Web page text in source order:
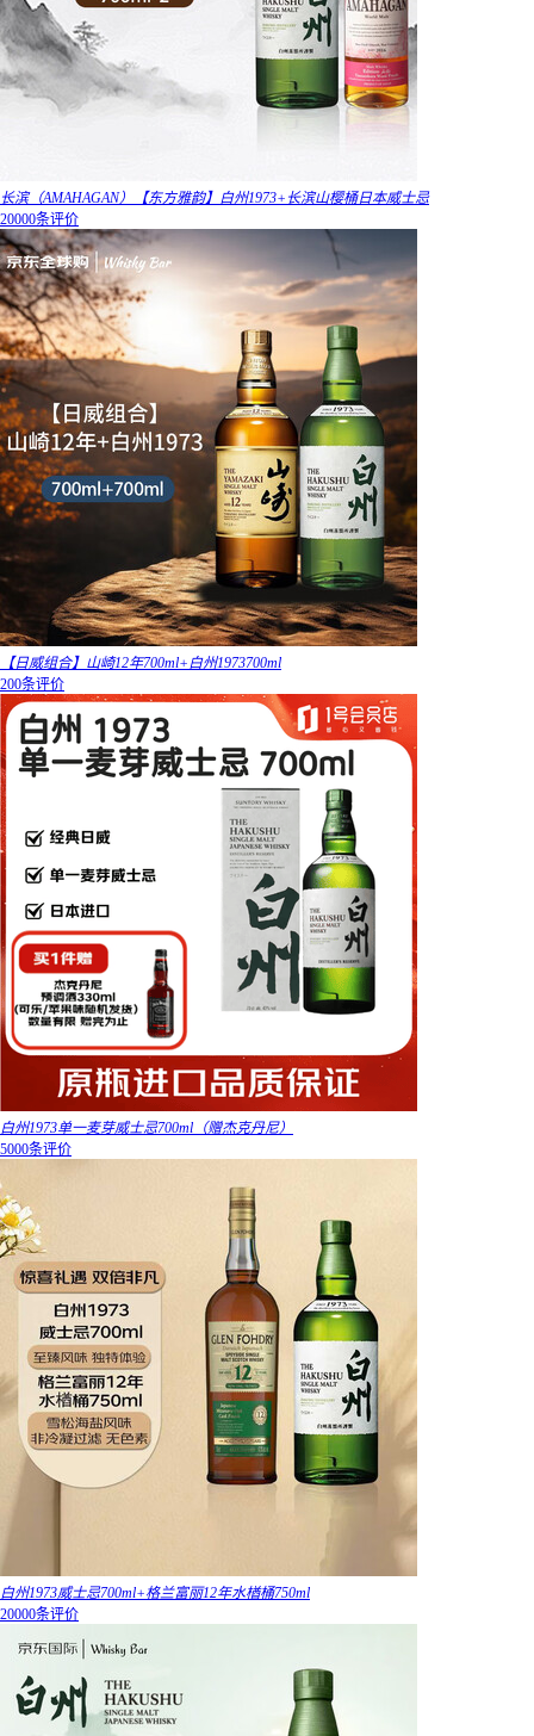
长滨（AMAHAGAN）【东方雅韵】白州1973+长滨山樱桶日本威士忌
20000条评价
【日威组合】山崎12年700ml+白州1973700ml
200条评价
白州1973单一麦芽威士忌700ml（赠杰克丹尼）
5000条评价
白州1973威士忌700ml+格兰富丽12年水楢桶750ml
20000条评价